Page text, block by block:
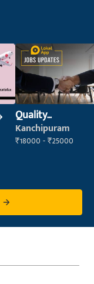
Quality
Inspector
Kanchipuram
₹18000 - ₹25000